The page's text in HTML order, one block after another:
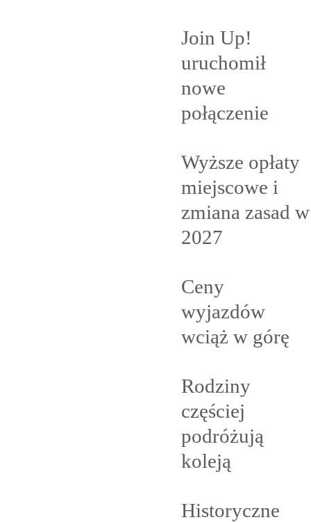
Join Up!
uruchomił
nowe
połączenie
Wyższe opłaty
miejscowe i
zmiana zasad w
2027
Ceny
wyjazdów
wciąż w górę
Rodziny
częściej
podróżują
koleją
Historyczne